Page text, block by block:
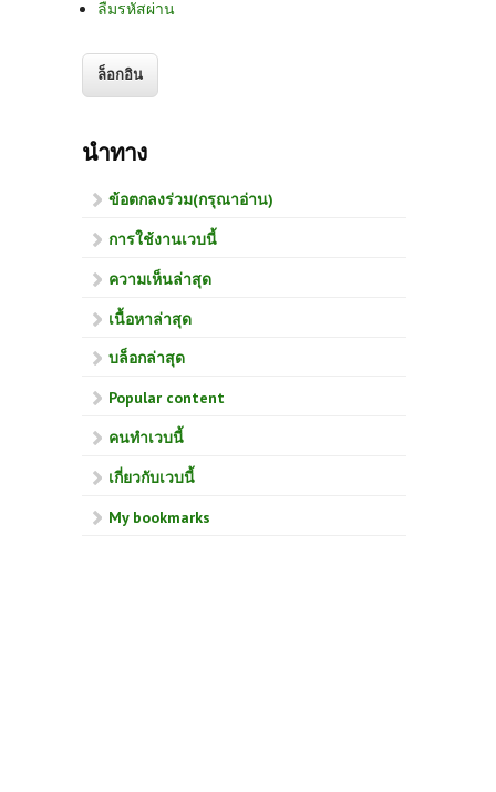
ลืมรหัสผ่าน
นำทาง
ข้อตกลงร่วม(กรุณาอ่าน)
การใช้งานเวบนี้
ความเห็นล่าสุด
เนื้อหาล่าสุด
บล็อกล่าสุด
Popular content
คนทำเวบนี้
เกี่ยวกับเวบนี้
My bookmarks